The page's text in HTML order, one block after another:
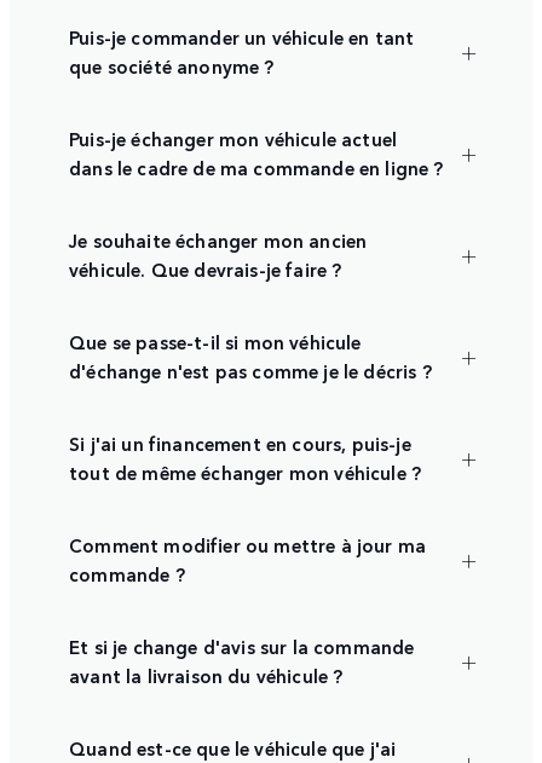
Puis-je commander un véhicule en tant
que société anonyme ?
Puis-je échanger mon véhicule actuel
dans le cadre de ma commande en ligne ?
Je souhaite échanger mon ancien
véhicule. Que devrais-je faire ?
Que se passe-t-il si mon véhicule
d'échange n'est pas comme je le décris ?
Si j'ai un financement en cours, puis-je
tout de même échanger mon véhicule ?
Comment modifier ou mettre à jour ma
commande ?
Et si je change d'avis sur la commande
avant la livraison du véhicule ?
Quand est-ce que le véhicule que j'ai